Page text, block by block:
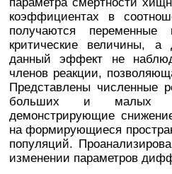
коэффициентах в
получаются переменные
критические величины,
данный эффект не
членов реакции,
Представлены численные
больших и малых
демонстрирующие
на формирующиеся
популяций.
изменении параметров